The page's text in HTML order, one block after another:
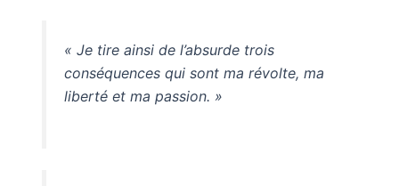
« Je tire ainsi de l’absurde trois
conséquences qui sont ma révolte, ma
liberté et ma passion. »